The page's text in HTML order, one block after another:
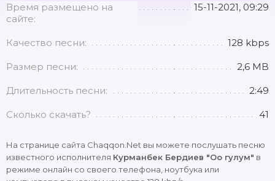
Время размещено на
сайте:
15-11-2021, 09:29
Качество песни: 128 kbps
Размер песни: 2,6 MB
Длительность песни: 2:49
Сколько скачать? 41
На странице сайта Chaqqon.Net вы можете послушать песню
известного исполнителя Курманбек Бердиев "Оо гулум" в
режиме онлайн со своего телефона, ноутбука или